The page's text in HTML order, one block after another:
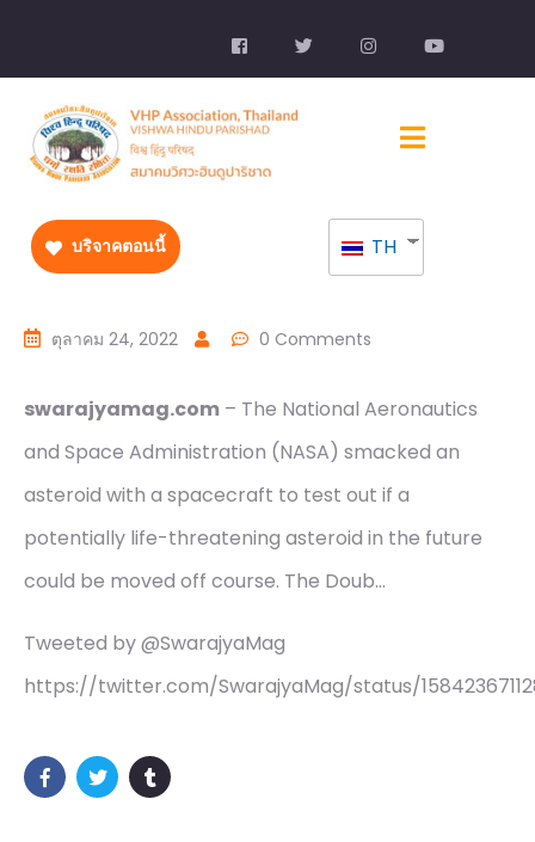
บริจาคตอนนี้ TH
ตุลาคม 24, 2022 0 Comments
swarajyamag.com – The National Aeronautics
and Space Administration (NASA) smacked an
asteroid with a spacecraft to test out if a
potentially life-threatening asteroid in the future
could be moved off course. The Doub…
Tweeted by @SwarajyaMag
https://twitter.com/SwarajyaMag/status/